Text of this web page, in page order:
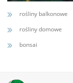
rośliny balkonowe
rośliny domowe
bonsai